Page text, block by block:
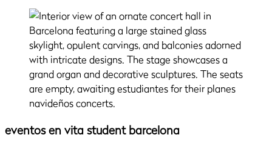
eventos en vita student barcelona